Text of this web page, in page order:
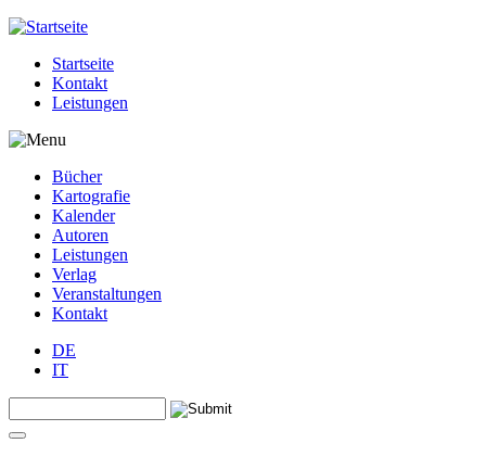
Jump to navigation
Startseite
Kontakt
Leistungen
Bücher
Kartografie
Kalender
Autoren
Leistungen
Verlag
Veranstaltungen
Kontakt
DE
IT
Suchformular